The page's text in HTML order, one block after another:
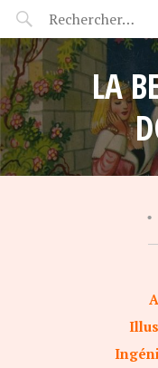
POP-UP
LA
•